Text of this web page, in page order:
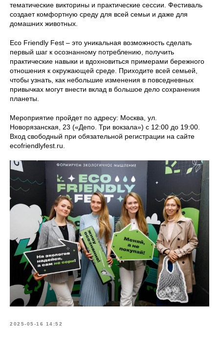
тематические викторины и практические сессии. Фестиваль
создает комфортную среду для всей семьи и даже для
домашних животных.
Eco Friendly Fest – это уникальная возможность сделать
первый шаг к осознанному потреблению, получить
практические навыки и вдохновиться примерами бережного
отношения к окружающей среде. Приходите всей семьей,
чтобы узнать, как небольшие изменения в повседневных
привычках могут внести вклад в большое дело сохранения
планеты.
Мероприятие пройдет по адресу: Москва, ул.
Новорязанская, 23 («Депо. Три вокзала») с 12:00 до 19:00.
Вход свободный при обязательной регистрации на сайте
ecofriendlyfest.ru.
2025-05-16 14:52